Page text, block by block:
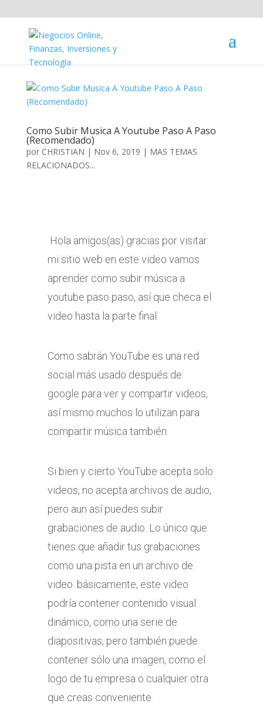
Como Subir Musica A Youtube Paso A Paso
(Recomendado)
por CHRISTIAN | Nov 6, 2019 | MAS TEMAS
RELACIONADOS...
Hola amigos(as) gracias por visitar
mi sitio web en este video vamos
aprender como subir música a
youtube paso paso, así que checa el
video hasta la parte final.
Como sabrán YouTube es una red
social más usado después de
google para ver y compartir videos,
así mismo muchos lo utilizan para
compartir música también.
Si bien y cierto YouTube acepta solo
videos, no acepta archivos de audio,
pero aun así puedes subir
grabaciones de audio. Lo único que
tienes que añadir tus grabaciones
como una pista en un archivo de
video. básicamente, este video
podría contener contenido visual
dinámico, como una serie de
diapositivas, pero también puede
contener sólo una imagen, como el
logo de tu empresa o cualquier otra
que creas conveniente.